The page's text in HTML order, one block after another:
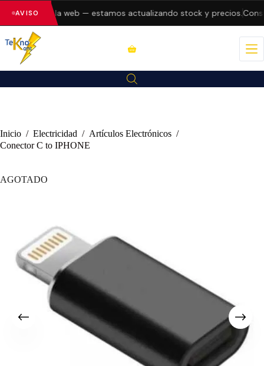
AVISO
errores en la web — estamos actualizando stock y precios.
Inicio / Electricidad / Artículos Electrónicos /
Conector C to IPHONE
AGOTADO